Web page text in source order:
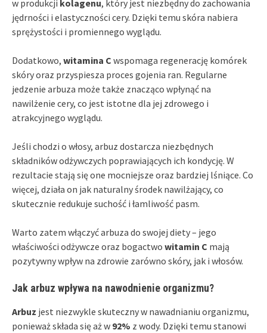
w produkcji kolagenu, który jest niezbędny do zachowania
jędrności i elastyczności cery. Dzięki temu skóra nabiera
sprężystości i promiennego wyglądu.
Dodatkowo, witamina C wspomaga regenerację komórek
skóry oraz przyspiesza proces gojenia ran. Regularne
jedzenie arbuza może także znacząco wpłynąć na
nawilżenie cery, co jest istotne dla jej zdrowego i
atrakcyjnego wyglądu.
Jeśli chodzi o włosy, arbuz dostarcza niezbędnych
składników odżywczych poprawiających ich kondycję. W
rezultacie stają się one mocniejsze oraz bardziej lśniące. Co
więcej, działa on jak naturalny środek nawilżający, co
skutecznie redukuje suchość i łamliwość pasm.
Warto zatem włączyć arbuza do swojej diety – jego
właściwości odżywcze oraz bogactwo witamin C mają
pozytywny wpływ na zdrowie zarówno skóry, jak i włosów.
Jak arbuz wpływa na nawodnienie organizmu?
Arbuz jest niezwykle skuteczny w nawadnianiu organizmu,
ponieważ składa się aż w 92% z wody. Dzięki temu stanowi